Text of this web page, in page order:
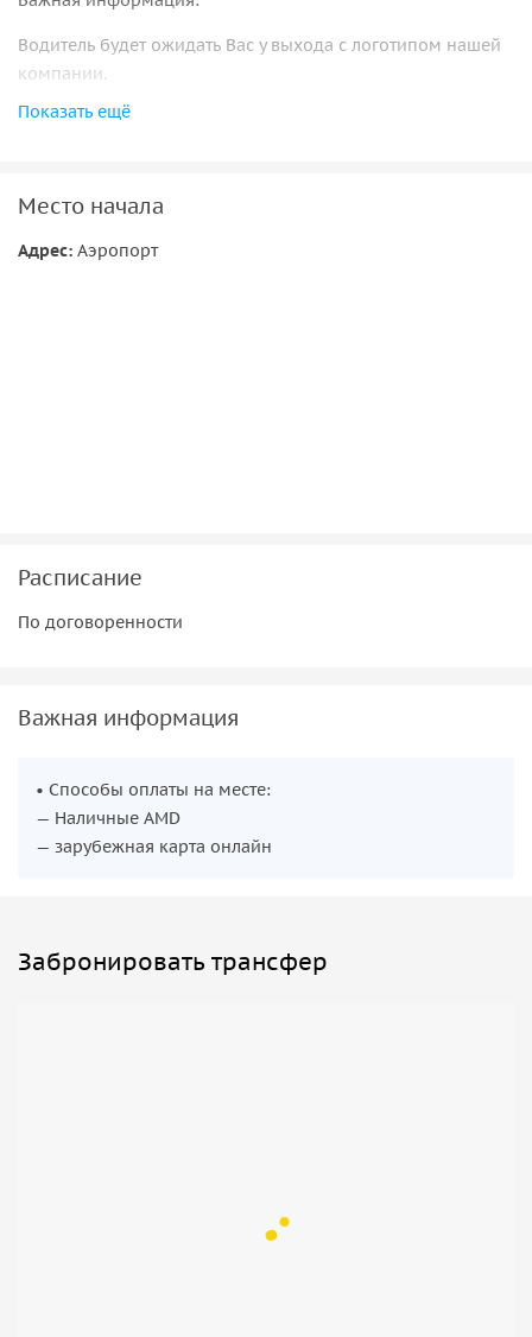
Водитель будет ожидать Вас у выхода с логотипом нашей
компании.
Показать ещё
Место начала
Адрес: Аэропорт
Расписание
По договоренности
Важная информация
• Способы оплаты на месте:
— Наличные AMD
— зарубежная карта онлайн
Забронировать трансфер